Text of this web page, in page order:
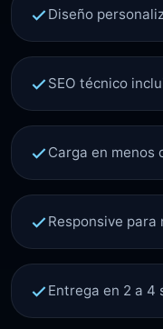
Diseño
SEO técnico
Carga en menos
Responsive
Entrega en 2 a 4